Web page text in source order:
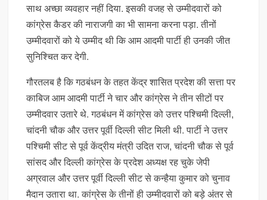
साथ अच्छा व्यवहार नहीं दिया. इसकी वजह से उम्मीदवारों को
कांग्रेस कैडर की नाराजगी का भी सामना करना पड़ा. तीनों
उम्मीदवारों को ये उम्मीद थी कि आम आदमी पार्टी ही उनकी जीत
सुनिश्चित कर देगी.
गौरतलब है कि गठबंधन के तहत केंद्र शासित प्रदेश की सत्ता पर
काबिज आम आदमी पार्टी ने चार और कांग्रेस ने तीन सीटों पर
उम्मीदवार उतारे थे. गठबंधन में कांग्रेस को उत्तर पश्चिमी दिल्ली,
चांदनी चौक और उत्तर पूर्वी दिल्ली सीट मिली थी. पार्टी ने उत्तर
पश्चिमी सीट से पूर्व केंद्रीय मंत्री उदित राज, चांदनी चौक से पूर्व
सांसद और दिल्ली कांग्रेस के प्रदेश अध्यक्ष रह चुके जेपी
अग्रवाल और उत्तर पूर्वी दिल्ली सीट से कन्हैया कुमार को चुनाव
मैदान उतारा था. कांग्रेस के तीनों ही उम्मीदवारों को बड़े अंतर से